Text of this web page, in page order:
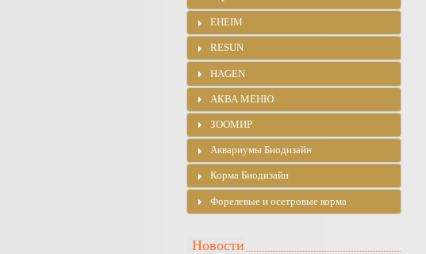
EHEIM
RESUN
HAGEN
АКВА МЕНЮ
ЗООМИР
Аквариумы Биодизайн
Корма Биодизайн
Форелевые и осетровые корма
Новости